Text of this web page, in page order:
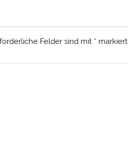
Felder sind mit * markiert